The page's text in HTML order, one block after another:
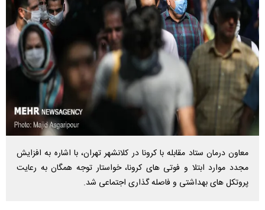
معاون درمان ستاد مقابله با کرونا در کلانشهر تهران، با اشاره به افزایش
مجدد موارد ابتلا و فوتی های کرونا، خواستار توجه همگان به رعایت
پروتکل های بهداشتی و فاصله گذاری اجتماعی شد.